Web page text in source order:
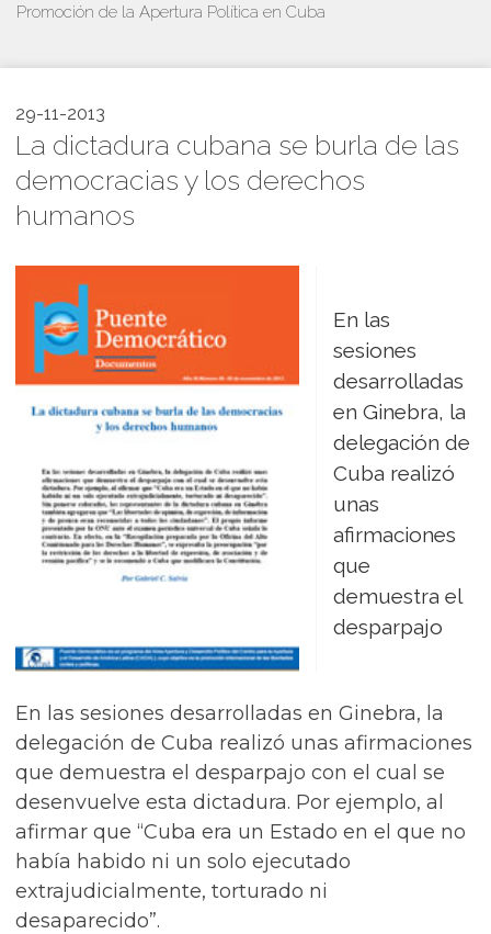
Promoción de la Apertura Política en Cuba
29-11-2013
La dictadura cubana se burla de las
democracias y los derechos
humanos
En las sesiones desarrolladas en Ginebra, la
delegación de Cuba realizó unas afirmaciones
que demuestra el desparpajo con el cual se
desenvuelve esta dictadura. Por ejemplo, al
afirmar que “Cuba era un Estado en el que no
había habido ni un solo ejecutado
extrajudicialmente, torturado ni
desaparecido”.
En las
sesiones
desarrolladas
en Ginebra, la
delegación de
Cuba realizó
unas
afirmaciones
que
demuestra el
desparpajo